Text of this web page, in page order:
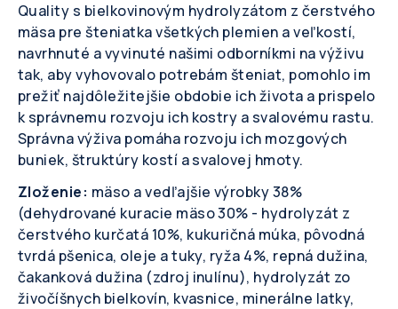
Quality s bielkovinovým hydrolyzátom z čerstvého
mäsa pre šteniatka všetkých plemien a veľkostí,
navrhnuté a vyvinuté našimi odborníkmi na výživu
tak, aby vyhovovalo potrebám šteniat, pomohlo im
prežiť najdôležitejšie obdobie ich života a prispelo
k správnemu rozvoju ich kostry a svalovému rastu.
Správna výživa pomáha rozvoju ich mozgových
buniek, štruktúry kostí a svalovej hmoty.
Zloženie: mäso a vedľajšie výrobky 38%
(dehydrované kuracie mäso 30% - hydrolyzát z
čerstvého kurčatá 10%, kukuričná múka, pôvodná
tvrdá pšenica, oleje a tuky, ryža 4%, repná dužina,
čakanková dužina (zdroj inulínu), hydrolyzát zo
živočíšnych bielkovín, kvasnice, minerálne latky,